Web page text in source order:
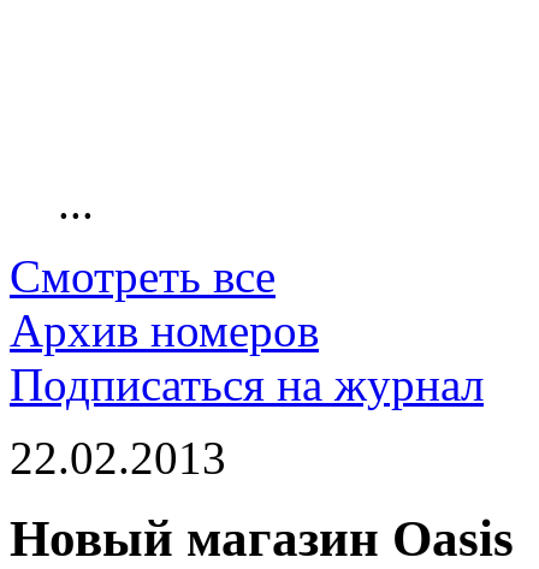
...
Смотреть все
Архив номеров
Подписаться на журнал
22.02.2013
Новый магазин Oasis